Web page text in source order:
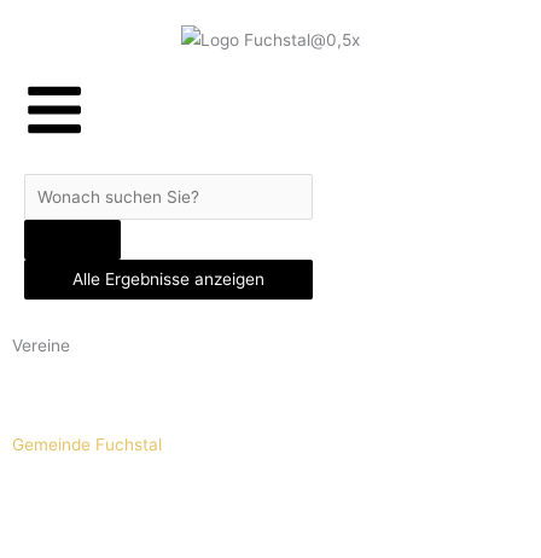
Search
...
Alle Ergebnisse anzeigen
Vereine
Gemeinde Fuchstal